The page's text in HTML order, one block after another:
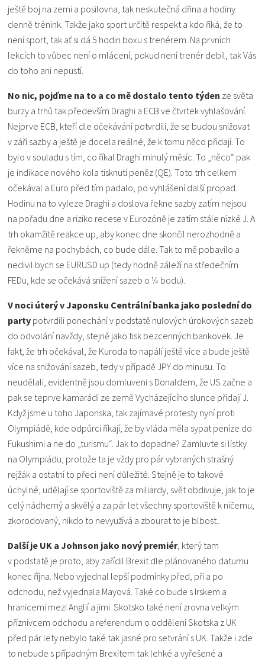
ještě boj na zemi a posilovna, tak neskutečná dřina a hodiny
denně trénink. Takže jako sport určitě respekt a kdo říká, že to
není sport, tak ať si dá 5 hodin boxu s trenérem. Na prvních
lekcích to vůbec není o mlácení, pokud není trenér debil, tak Vás
do toho ani nepustí.
No nic, pojďme na to a co mě dostalo tento týden ze světa
burzy a trhů tak především Draghi a ECB ve čtvrtek vyhlašování.
Nejprve ECB, kteří dle očekávání potvrdili, že se budou snižovat
v září sazby a ještě je docela reálné, že k tomu něco přidají. To
bylo v souladu s tím, co říkal Draghi minulý měsíc. To „něco“ pak
je indikace nového kola tisknutí peněz (QE). Toto trh celkem
očekával a Euro před tím padalo, po vyhlášení další propad.
Hodinu na to vyleze Draghi a doslova řekne sazby zatím nejsou
na pořadu dne a riziko recese v Eurozóně je zatím stále nízké J. A
trh okamžitě reakce up, aby konec dne skončil nerozhodně a
řekněme na pochybách, co bude dále. Tak to mě pobavilo a
nedivil bych se EURUSD up (tedy hodně záleží na středečním
FEDu, kde se očekává snížení sazeb o ¼ bodu).
V noci úterý v Japonsku Centrální banka jako poslední do
party potvrdili ponechání v podstatě nulových úrokových sazeb
do odvolání navždy, stejně jako tisk bezcenných bankovek. Je
fakt, že trh očekával, že Kuroda to napálí ještě více a bude ještě
více na snižování sazeb, tedy v případě JPY do minusu. To
neudělali, evidentně jsou domluveni s Donaldem, že US začne a
pak se teprve kamarádi ze země Vycházejícího slunce přidají J.
Když jsme u toho Japonska, tak zajímavé protesty nyní proti
Olympiádě, kde odpůrci říkají, že by vláda měla sypat peníze do
Fukushimi a ne do „turismu“. Jak to dopadne? Zamluvte si lístky
na Olympiádu, protože ta je vždy pro pár vybraných strašný
rejžák a ostatní to přeci není důležité. Stejně je to takové
úchylné, udělají se sportoviště za miliardy, svět obdivuje, jak to je
celý nádherný a skvělý a za pár let všechny sportoviště k ničemu,
zkorodovaný, nikdo to nevyužívá a zbourat to je blbost..
Další je UK a Johnson jako nový premiér, který tam
v podstatě je proto, aby zařídil Brexit dle plánovaného datumu
konec října. Nebo vyjednal lepší podmínky před, při a po
odchodu, než vyjednala Mayová. Také co bude s Irskem a
hranicemi mezi Anglií a jimi. Skotsko také není zrovna velkým
příznivcem odchodu a referendum o oddělení Skotska z UK
před pár lety nebylo také tak jasné pro setvrání s UK. Takže i zde
to nebude s případným Brexitem tak lehké a vyřešené a